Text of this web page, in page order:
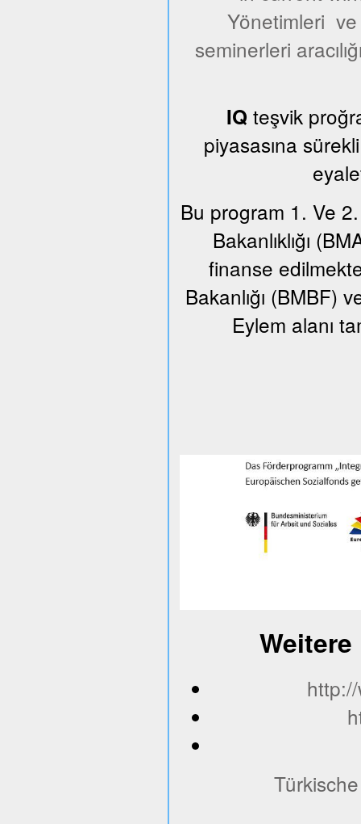
Yönetimleri ve
seminerleri
IQ teşvik
piyasasına
Bu program 1. Ve
Bakanlıklığı
finanse
Bakanlığı (BMBF)
Eylem alanı